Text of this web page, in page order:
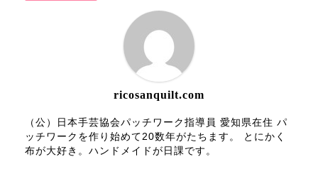
ricosanquilt.com
（公）日本手芸協会パッチワーク指導員 愛知県在住 パ
ッチワークを作り始めて20数年がたちます。 とにかく
布が大好き。ハンドメイドが日課です。